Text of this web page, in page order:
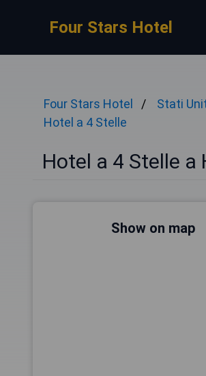
Four Stars Hotel
Four Stars Hotel
Stati
Hotel a 4 Stelle
Hotel a 4 Stelle a
Show on map